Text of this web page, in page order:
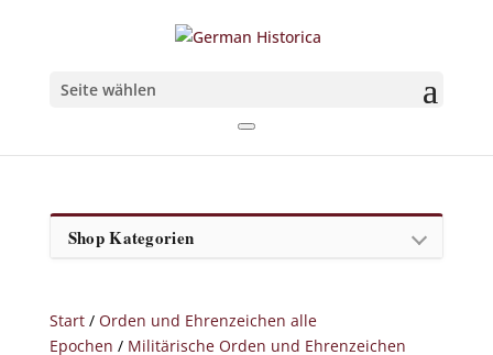
Seite wählen
Start/ Orden und Ehrenzeichen alle
Epochen / Militärische Orden und Ehrenzeichen
Shop Kategorien